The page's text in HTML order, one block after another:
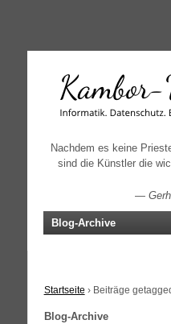
↓
CONTENT
Nachdem es keine
sind die Künstler die
—
Blog-Archive
Startseite › Beiträge
Blog-Archive